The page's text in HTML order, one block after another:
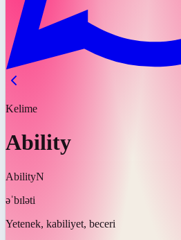
Kelime
Ability
AbilityN
əˈbɪləti
Yetenek, kabiliyet, beceri